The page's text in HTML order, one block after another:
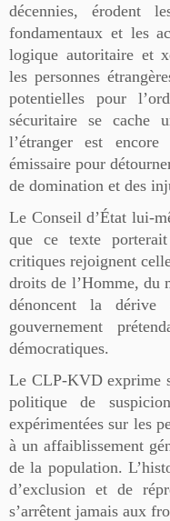
décennies, érodent
fondamentaux et les
logique autoritaire et
les personnes
potentielles pour
sécuritaire se cache
l’étranger est
émissaire pour
de domination et des
Le Conseil d’État lui-
que ce texte
critiques rejoignent
droits de l’Homme, du
dénoncent la dérive
gouvernement
démocratiques.
Le CLP-KVD exprime
politique de
expérimentées sur les
à un affaiblissement
de la population.
d’exclusion et de
s’arrêtent jamais aux